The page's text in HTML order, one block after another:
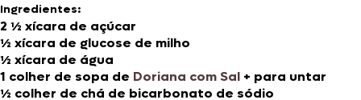
Ingredientes:
2 ½ xícara de açúcar
½ xícara de glucose de milho
½ xícara de água
1 colher de sopa de Doriana com Sal + para untar
½ colher de chá de bicarbonato de sódio